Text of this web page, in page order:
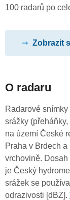
100 radarů po
Zobrazit
O radaru
Radarové
srážky (přeháňky,
na území České
Praha v Brdech
vrchovině.
je Český
srážek se
odrazivosti [dBZ].